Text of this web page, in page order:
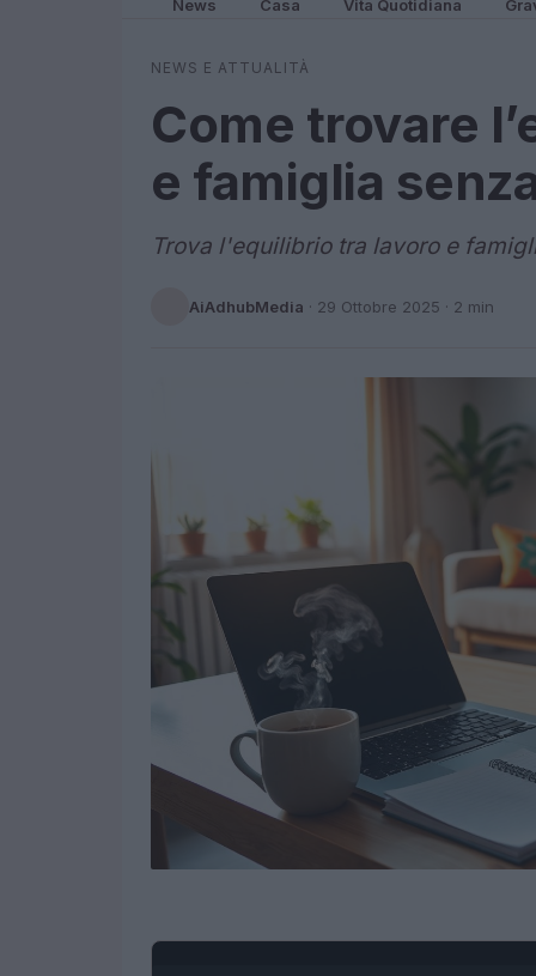
News Casa Vita Quotidiana
NEWS E ATTUALITÀ
Come trovare
e famiglia
Trova l'equilibrio tra lavoro e
AiAdhubMedia · 29 Ottobre 2025 · 2 min